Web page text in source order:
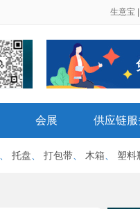
生意宝
会展 供应链服
托盘 打包带 木箱 塑料